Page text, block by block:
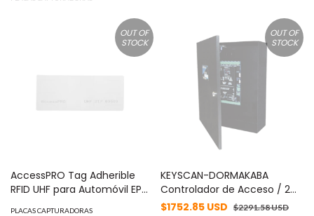
OUT OF
STOCK
AccessPRO Tag Adherible
RFID UHF para Automóvil EPC
PLACAS CAPTURADORAS
OUT OF
STOCK
KEYSCAN-DORMAKABA
Controlador de Acceso / 2
Lectoras / Doble Procesador
$1752.85 USD $2291.58 USD